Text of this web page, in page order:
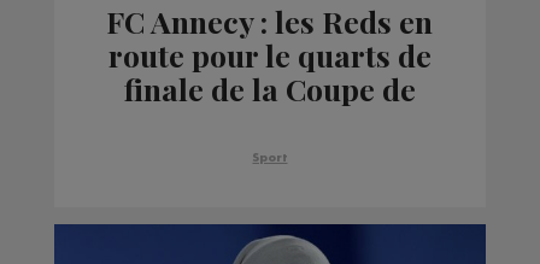
FC Annecy : les Reds en
route pour le quarts de
finale de la Coupe de
Sport